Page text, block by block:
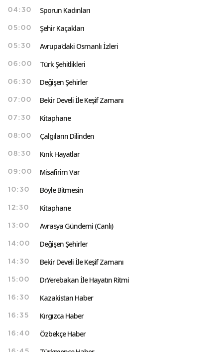
04:30 Sporun Kadınları
05:00 Şehir Kaçakları
05:30 Avrupa'daki Osmanlı İzleri
06:00 Türk Şehitlikleri
06:30 Değişen Şehirler
07:00 Bekir Develi İle Keşif Zamanı
07:30 Kitaphane
08:00 Çalgıların Dilinden
08:30 Kırık Hayatlar
09:00 Misafirim Var
10:30 Böyle Bitmesin
12:30 Kitaphane
13:00 Avrasya Gündemi (Canlı)
14:00 Değişen Şehirler
14:30 Bekir Develi İle Keşif Zamanı
15:00 Dr.Yerebakan İle Hayatın Ritmi
16:30 Kazakistan Haber
16:35 Kırgızca Haber
16:40 Özbekçe Haber